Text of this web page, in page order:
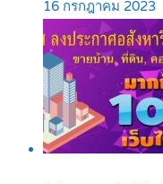
16 กรกฎาคม 2023